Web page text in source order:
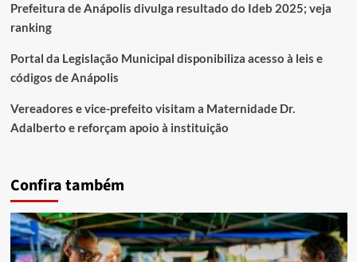
Prefeitura de Anápolis divulga resultado do Ideb 2025; veja
ranking
Portal da Legislação Municipal disponibiliza acesso à leis e
códigos de Anápolis
Vereadores e vice-prefeito visitam a Maternidade Dr.
Adalberto e reforçam apoio à instituição
Confira também